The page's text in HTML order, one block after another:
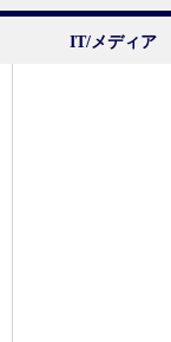
IT/メディア